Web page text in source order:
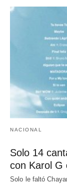
NACIONAL
Solo 14
con Karol G
Solo le faltó